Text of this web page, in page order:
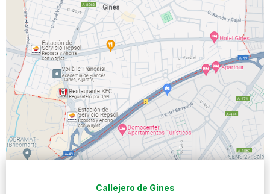
Callejero de Gines